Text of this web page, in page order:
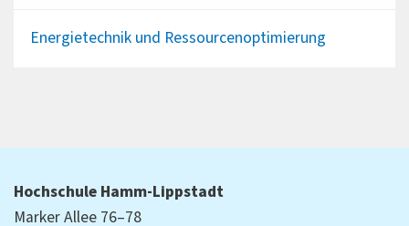
Energietechnik und Ressourcenoptimierung
Hochschule Hamm-Lippstadt
Marker Allee 76–78